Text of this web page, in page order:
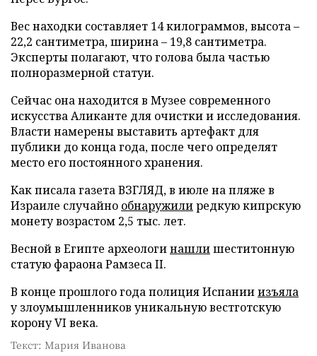
Вес находки составляет 14 килограммов, высота –
22,2 сантиметра, ширина – 19,8 сантиметра.
Эксперты полагают, что голова была частью
полноразмерной статуи.
Сейчас она находится в Музее современного
искусства Аликанте для очистки и исследования.
Власти намерены выставить артефакт для
публики до конца года, после чего определят
место его постоянного хранения.
Как писала газета ВЗГЛЯД, в июле на пляже в
Израиле случайно обнаружилиредкую кипрскую
монету возрастом 2,5 тыс. лет.
Весной в Египте археологинашлишеститонную
статую фараона Рамзеса II.
В конце прошлого года полиция Испанииизъяла
у злоумышленников уникальную вестготскую
корону VI века.
Текст: Мария Иванова